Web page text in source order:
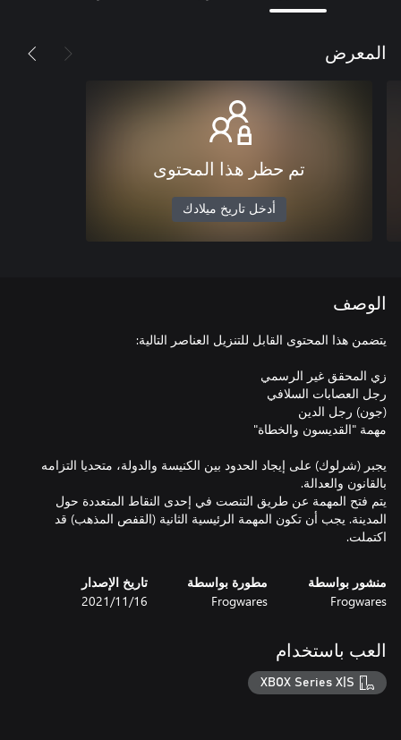
المعرض
تم حظر هذا المحتوى
أدخل تاريخ ميلادك
الوصف
يجبر (شرلوك) على إيجاد الحدود بين الكنيسة والدولة، متحديا التزامه
يتم فتح المهمة عن طريق التنصت في إحدى النقاط المتعددة حول
المدينة. يجب أن تكون المهمة الرئيسية الثانية (القفص المذهب) قد
اكتملت.
منشور بواسطة
Frogwares
مطورة بواسطة
Frogwares
تاريخ الإصدار
16‏/11‏/2021
العب باستخدام
XBOX Series X|S